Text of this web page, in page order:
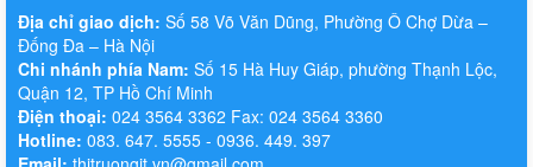
Địa chỉ giao dịch: Số 58 Võ Văn Dũng, Phường Ô Chợ Dừa –
Đống Đa – Hà Nội
Chi nhánh phía Nam: Số 15 Hà Huy Giáp, phường Thạnh Lộc,
Quận 12, TP Hồ Chí Minh
Điện thoại: 024 3564 3362 Fax: 024 3564 3360
Hotline: 083. 647. 5555 - 0936. 449. 397